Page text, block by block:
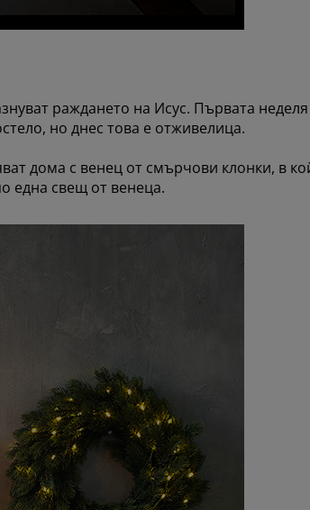
раждането на Исус. Първата
но днес това е отживелица.
дома с венец от смърчови клонки, в
една свещ от венеца.